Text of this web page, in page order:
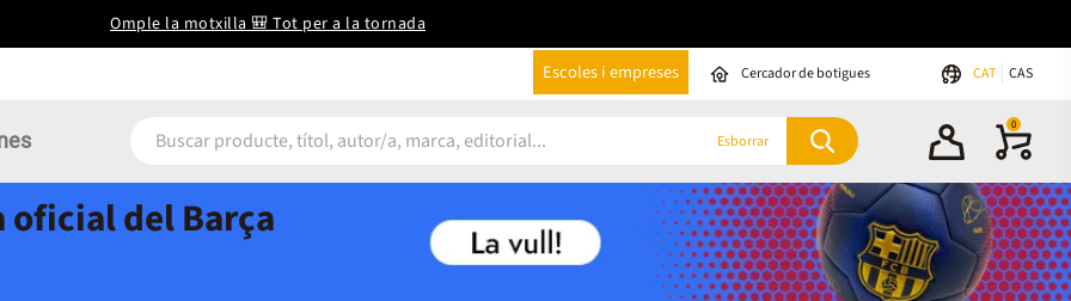
Omple la motxilla 🎒 Tot per a la tornada
Escoles i empreses Cercador de botigues CAT CAS
Esborrar
0
del Barça